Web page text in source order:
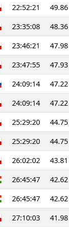
22:52:21
49.86
23:35:08
48.36
23:46:21
47.98
23:47:55
47.93
24:09:14
47.22
24:09:14
47.22
25:29:20
44.75
25:29:20
44.75
26:02:02
43.81
26:45:47
42.62
26:45:47
42.62
27:10:03
41.98